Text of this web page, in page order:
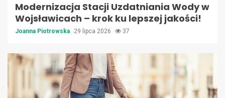
Modernizacja Stacji Uzdatniania Wody w
Wojsławicach – krok ku lepszej jakości!
Joanna Piotrowska 29 lipca 2026 37